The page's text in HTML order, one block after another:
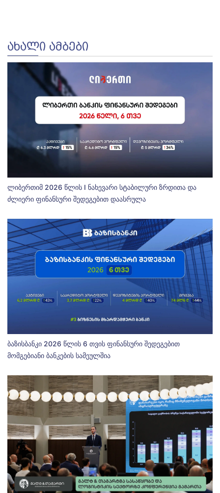
ᲐᲮᲐᲚᲘ ᲐᲛᲑᲔᲑᲘ
ლიბერთიმ 2026 წლის I ნახევარი სტაბილური ზრდითა და
ძლიერი ფინანსური შედეგებით დაასრულა
ბაზისბანკი 2026 წლის 6 თვის ფინანსური შედეგებით
მომგებიანი ბანკების სამეულშია